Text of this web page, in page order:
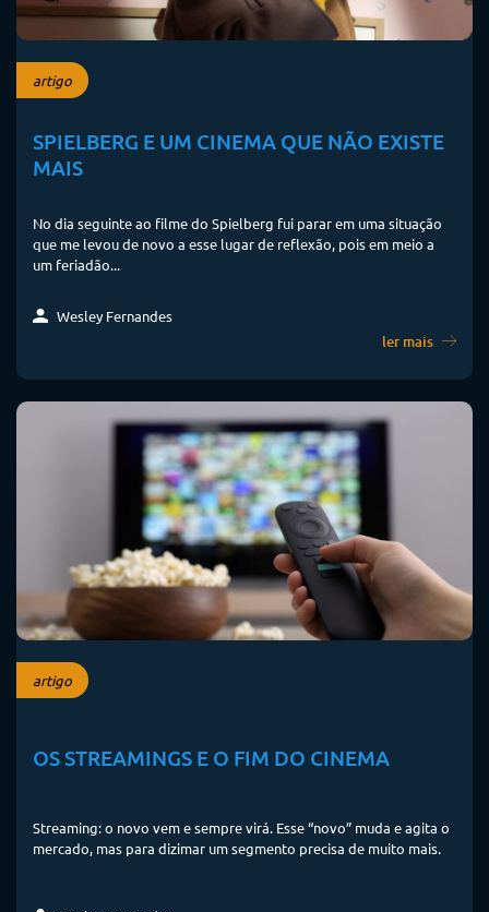
artigo
SPIELBERG E UM CINEMA QUE NÃO EXISTE
MAIS
No dia seguinte ao filme do Spielberg fui parar em uma situação
que me levou de novo a esse lugar de reflexão, pois em meio a
um feriadão...
Wesley Fernandes
ler mais
artigo
OS STREAMINGS E O FIM DO CINEMA
Streaming: o novo vem e sempre virá. Esse “novo” muda e agita o
mercado, mas para dizimar um segmento precisa de muito mais.